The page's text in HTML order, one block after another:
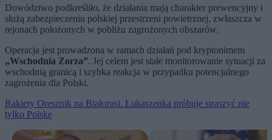
Dowództwo podkreśliło, że działania mają charakter prewencyjny i
służą zabezpieczeniu polskiej przestrzeni powietrznej, zwłaszcza w
rejonach położonych w pobliżu zagrożonych obszarów.
Operacja jest prowadzona w ramach działań pod kryptonimem
„Wschodnia Zorza”. Jej celem jest stałe monitorowanie sytuacji za
wschodnią granicą i szybka reakcja w przypadku potencjalnego
zagrożenia dla Polski.
Rakiety Oresznik na Białorusi. Łukaszenka próbuje straszyć nie
tylko Polskę